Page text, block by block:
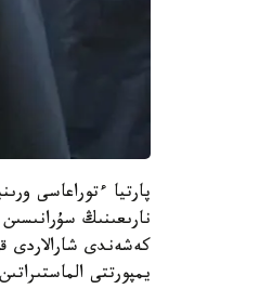
پارتيا ءتوراعاسى
نارىعىنىڭ
كەشەندى شارالاردى
يمپورتتى